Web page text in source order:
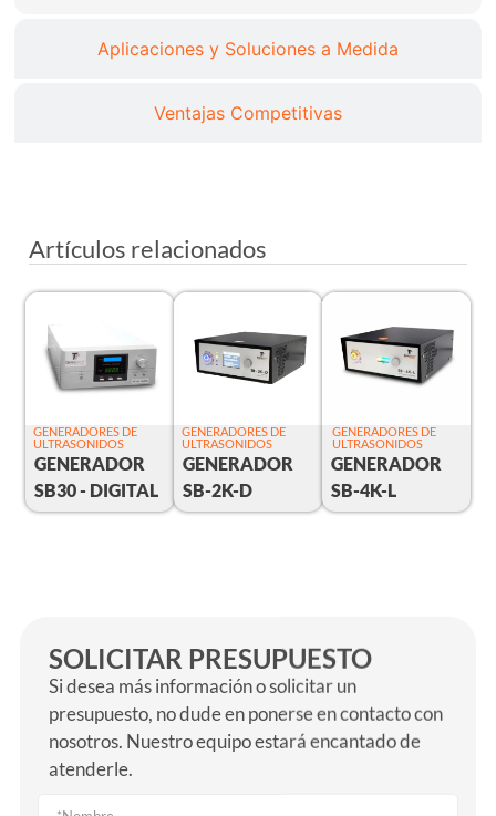
Aplicaciones y Soluciones a Medida
Ventajas Competitivas
Artículos relacionados
GENERADORES DE
ULTRASONIDOS
GENERADOR
SB30 - DIGITAL
GENERADORES DE
ULTRASONIDOS
GENERADOR
SB-2K-D
GENERADORES DE
ULTRASONIDOS
GENERADOR
SB-4K-L
SOLICITAR PRESUPUESTO
Si desea más información o solicitar un
presupuesto, no dude en ponerse en contacto con
nosotros. Nuestro equipo estará encantado de
atenderle.